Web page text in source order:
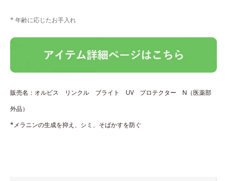
* 年齢に応じたお手入れ
販売名：オルビス リンクル ブライト UV プロテクター N（医薬部
外品）
*メラニンの生成を抑え、シミ、そばかすを防ぐ